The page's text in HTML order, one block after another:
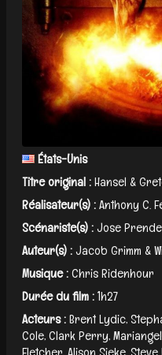
États-Unis
Titre original :Hansel &
Réalisateur(s) :Anthony C.
Scénariste(s) :Jose
Auteur(s) :Jacob Grimm &
Musique :Chris Ridenhour
Durée du film :1h27
Acteurs :Brent Lydic,
Cole, Clark Perry,